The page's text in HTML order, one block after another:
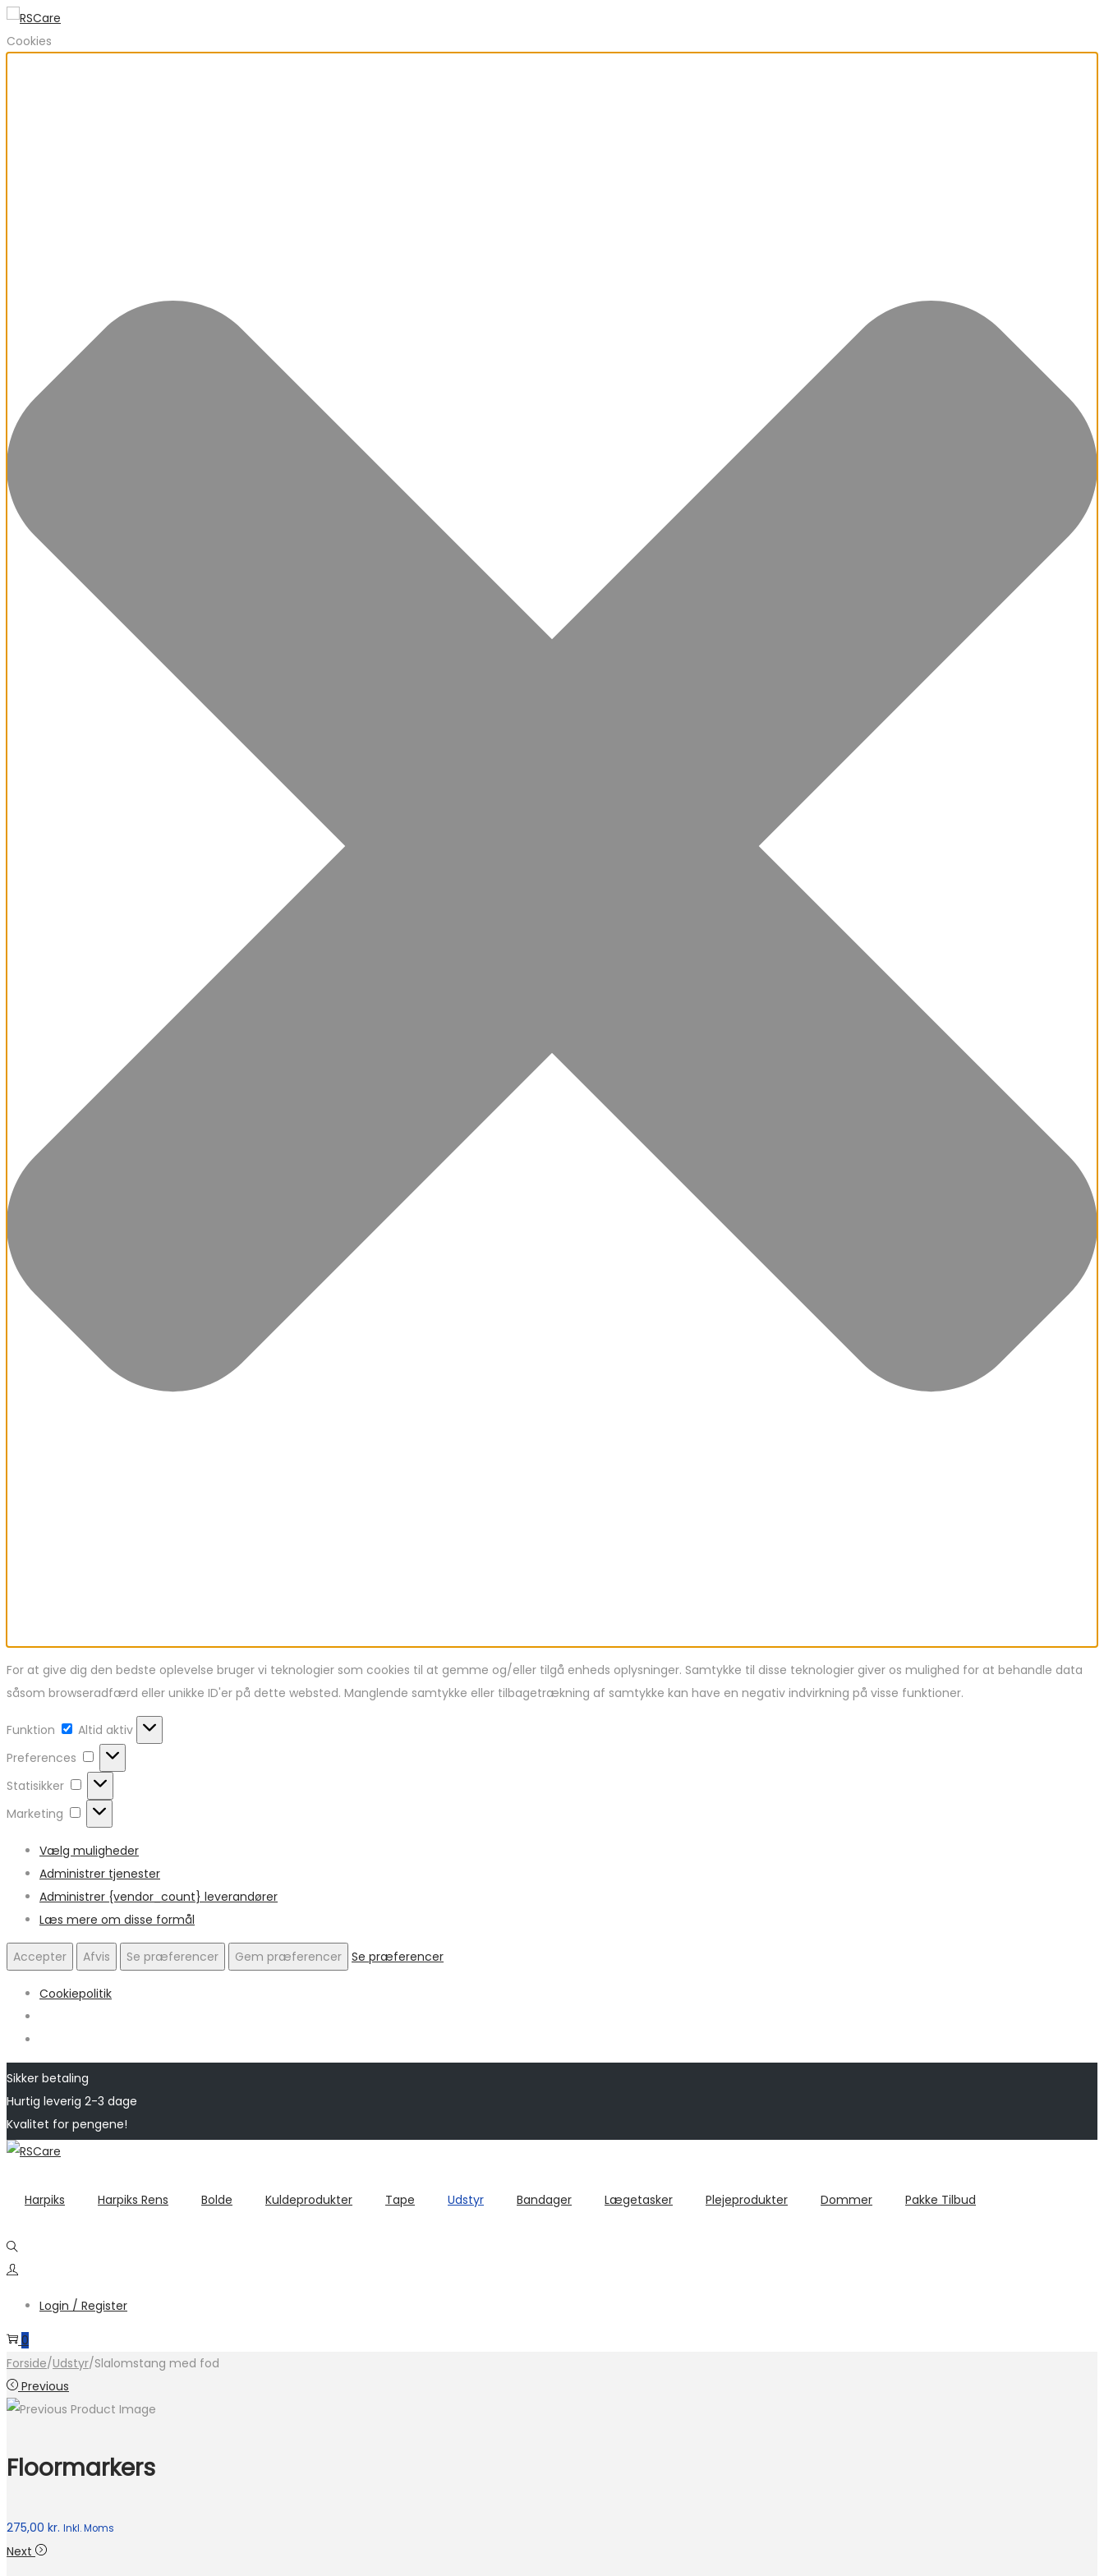
Cookies
For at give dig den bedste oplevelse bruger vi teknologier som cookies til at gemme og/eller tilgå enheds oplysninger. Samtykke til disse teknologier giver os mulighed for at behandle data
såsom browseradfærd eller unikke ID'er på dette websted. Manglende samtykke eller tilbagetrækning af samtykke kan have en negativ indvirkning på visse funktioner.
Funktion Funktion
Altid aktiv
Preferences
Preferences
Statisikker
Statisikker
Marketing
Marketing
Vælg muligheder
Administrer tjenester
Administrer {vendor_count} leverandører
Læs mere om disse formål
Accepter Afvis Se præferencer Gem præferencer Se præferencer
Cookiepolitik
Sikker betaling
Hurtig leverig 2-3 dage
Kvalitet for pengene!
Skip
navigation
Skip
content
Harpiks Harpiks Rens Bolde Kuldeprodukter Tape Udstyr Bandager Lægetasker Plejeprodukter Dommer Pakke Tilbud
Login / Register
0
Forside/Udstyr/Slalomstang med fod
Previous
Floormarkers
275,00 kr. Inkl. Moms
Next